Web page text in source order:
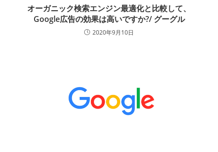
オーガニック検索エンジン最適化と比較して、
Google広告の効果は高いですか?/ グーグル
2020年9月10日